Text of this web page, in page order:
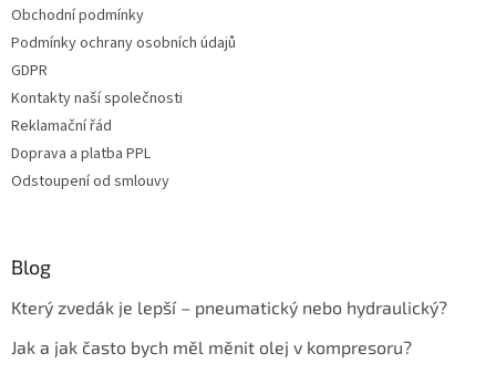
Obchodní podmínky
Podmínky ochrany osobních údajů
GDPR
Kontakty naší společnosti
Reklamační řád
Doprava a platba PPL
Odstoupení od smlouvy
Blog
Který zvedák je lepší – pneumatický nebo hydraulický?
Jak a jak často bych měl měnit olej v kompresoru?